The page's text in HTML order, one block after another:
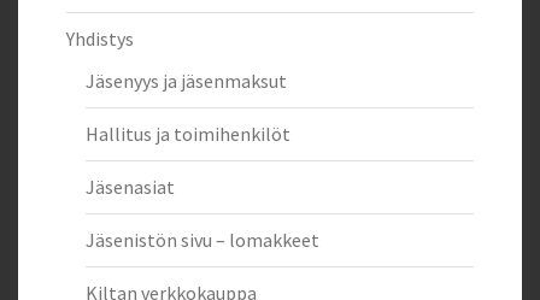
Yhdistys
Jäsenyys ja jäsenmaksut
Hallitus ja toimihenkilöt
Jäsenasiat
Jäsenistön sivu – lomakkeet
Kiltan verkkokauppa